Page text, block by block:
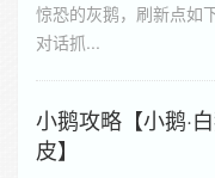
惊恐的灰鹅，刷新点如
对话抓...
小鹅攻略【小鹅·
皮】